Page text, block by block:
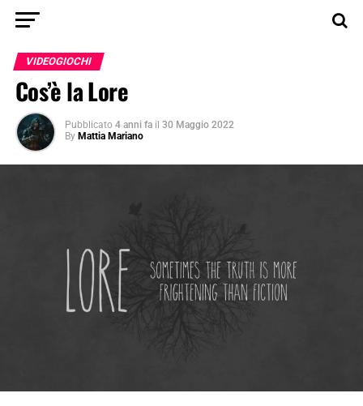
VIDEOGIOCHI
Cos’è la Lore
Pubblicato 4 anni fa il 30 Maggio 2022
By Mattia Mariano